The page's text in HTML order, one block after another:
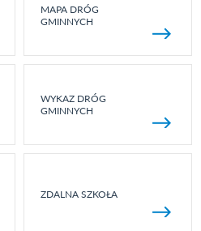
MAPA DRÓG
GMINNYCH
WYKAZ DRÓG
GMINNYCH
ZDALNA SZKOŁA